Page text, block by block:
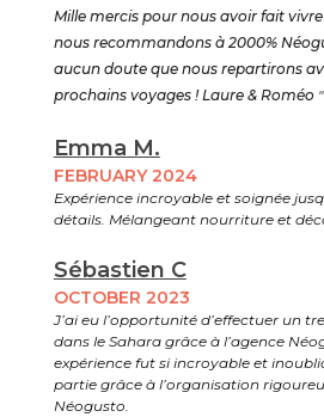
Mille mercis pour nous avoir fait
nous recommandons à 2000%
aucun doute que nous repartirons
prochains voyages ! Laure & Roméo"
Emma M.
FEBRUARY 2024
Expérience incroyable et soignée
détails. Mélangeant nourriture et
Sébastien C
OCTOBER 2023
J’ai eu l’opportunité d’effectuer un
dans le Sahara grâce à l’agence
expérience fut si incroyable et
partie grâce à l’organisation
Néogusto.